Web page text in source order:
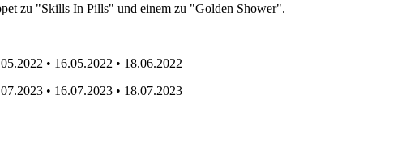
zu "Skills In Pills" und einem zu "Golden Shower".
• 16.05.2022 • 18.06.2022
• 16.07.2023 • 18.07.2023